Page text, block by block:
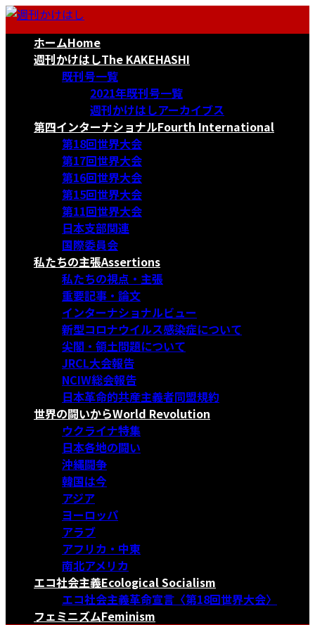
コ
ナ
ホームHome
週刊かけはしThe KAKEHASHI
既刊号一覧
2021年既刊号一覧
週刊かけはしアーカイブス
第四インターナショナルFourth International
第18回世界大会
第17回世界大会
第16回世界大会
第15回世界大会
第11回世界大会
日本支部関連
国際委員会
私たちの主張Assertions
私たちの視点・主張
重要記事・論文
インターナショナルビュー
新型コロナウイルス感染症について
尖閣・領土問題について
JRCL大会報告
NCIW総会報告
日本革命的共産主義者同盟規約
世界の闘いからWorld Revolution
ウクライナ特集
日本各地の闘い
沖縄闘争
韓国は今
アジア
ヨーロッパ
アラブ
アフリカ・中東
南北アメリカ
エコ社会主義Ecological Socialism
エコ社会主義革命宣言〈第18回世界大会〉
フェミニズムFeminism